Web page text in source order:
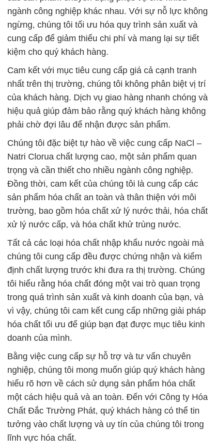
Đồng thời, cam kết của chúng tôi là cung cấp các
sản phẩm hóa chất an toàn và thân thiện với môi
trường, bao gồm hóa chất xử lý nước thải, hóa chất
xử lý nước cấp, và hóa chất khử trùng nước.
Tất cả các loại hóa chất nhập khẩu nước ngoài mà
chúng tôi cung cấp đều được chứng nhận và kiểm
định chất lượng trước khi đưa ra thị trường. Chúng
tôi hiểu rằng hóa chất đóng một vai trò quan trọng
trong quá trình sản xuất và kinh doanh của bạn, và
vì vậy, chúng tôi cam kết cung cấp những giải pháp
hóa chất tối ưu để giúp bạn đạt được mục tiêu kinh
doanh của mình.
Bằng việc cung cấp sự hỗ trợ và tư vấn chuyên
nghiệp, chúng tôi mong muốn giúp quý khách hàng
hiểu rõ hơn về cách sử dụng sản phẩm hóa chất
một cách hiệu quả và an toàn. Đến với Công ty Hóa
Chất Đắc Trường Phát, quý khách hàng có thể tin
tưởng vào chất lượng và uy tín của chúng tôi trong
lĩnh vực hóa chất.
# Bán ■ thương mại hóa chất Sodium Hydroxide
Hạt × Hydroxide Sodium tại Bạc Liêu
# Đơn vị bán # cung ứng hóa chất Sodium
Hydroxide Hạt × Hydroxide Sodium tại Bạc Liêu
# Cung cấp / kinh doanh hóa chất Sodium
# Công ty phân phối • cung cấp hóa chất Sodium
Hydroxide Hạt × Hydroxide Sodium tại Bạc Liêu
# Địa chỉ phân phối { cung cấp } hóa chất Sodium
Hydroxide Hạt × Hydroxide Sodium tại Bạc Liêu
# Cty kinh doanh ▲ cung cấp hóa chất Sodium
Hydroxide Hạt × Hydroxide Sodium tại Bạc Liêu
# Cty phân phối › cung cấp hóa chất Sodium